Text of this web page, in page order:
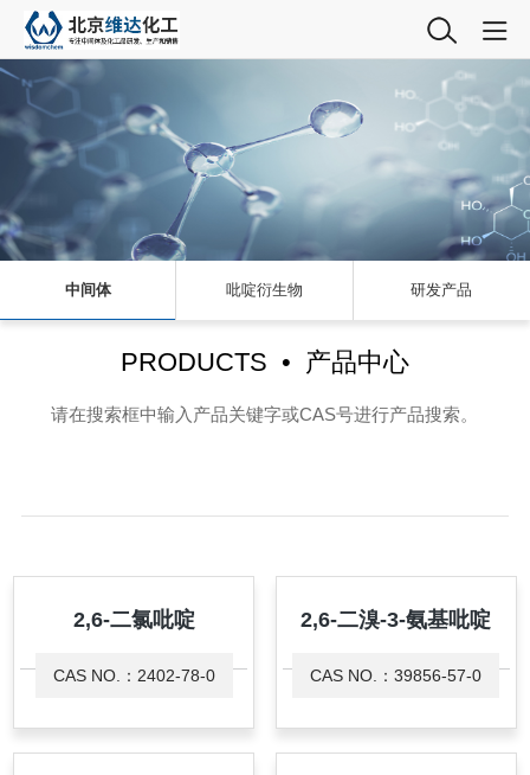
中间体 吡啶衍生物 研发产品
PRODUCTS • 产品中心
请在搜索框中输入产品关键字或CAS号进行产品搜索。
2,6-二氯吡啶
CAS NO.：2402-78-0
2,6-二溴-3-氨基吡啶
CAS NO.：39856-57-0